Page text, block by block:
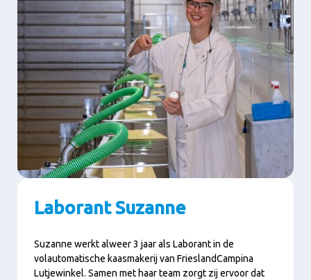
Laborant Suzanne
Suzanne werkt alweer 3 jaar als Laborant in de
volautomatische kaasmakerij van FrieslandCampina
Lutjewinkel. Samen met haar team zorgt zij ervoor dat